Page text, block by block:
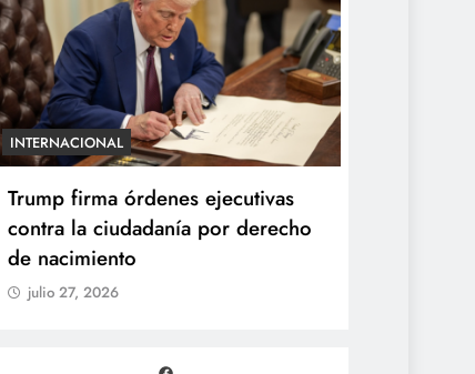
INTERNACIONAL
Trump firma órdenes ejecutivas
contra la ciudadanía por derecho
de nacimiento
julio 27, 2026